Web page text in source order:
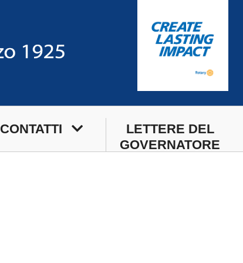
CONTATTI
LETTERE DEL
GOVERNATORE